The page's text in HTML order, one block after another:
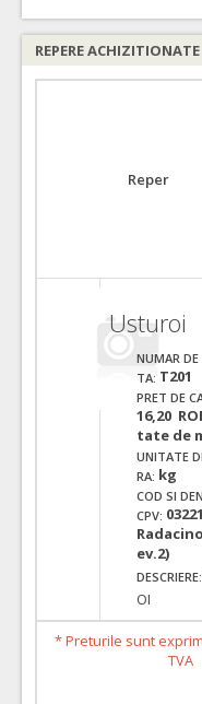
REPERE ACHIZITIONATE
Reper
Usturoi
NUMAR DE
TA: T201
PRET DE
16,20
tate de
UNITATE
RA: kg
COD SI
CPV:
ev.2)
DESCRIERE:
OI
* Preturile sunt
TVA